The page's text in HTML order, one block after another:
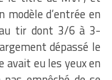
d’entrée en
tir dont 3/6 à 3-
dépassé le
avait eu les yeux en